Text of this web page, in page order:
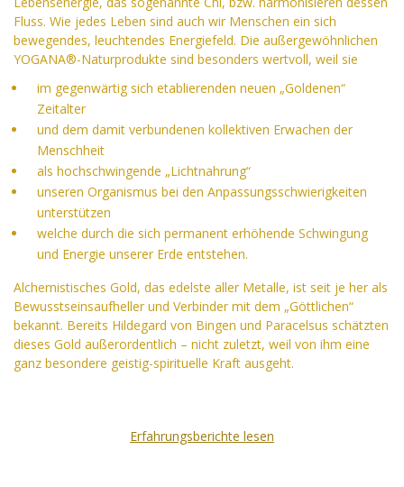
Fluss. Wie jedes Leben sind auch wir Menschen ein sich
bewegendes, leuchtendes Energiefeld. Die außergewöhnlichen
YOGANA®-Naturprodukte sind besonders wertvoll, weil sie
im gegenwärtig sich etablierenden neuen „Goldenen“
Zeitalter
und dem damit verbundenen kollektiven Erwachen der
Menschheit
als hochschwingende „Lichtnahrung“
unseren Organismus bei den Anpassungsschwierigkeiten
unterstützen
welche durch die sich permanent erhöhende Schwingung
und Energie unserer Erde entstehen.
Alchemistisches Gold, das edelste aller Metalle, ist seit je her als
Bewusstseinsaufheller und Verbinder mit dem „Göttlichen“
bekannt. Bereits Hildegard von Bingen und Paracelsus schätzten
dieses Gold außerordentlich – nicht zuletzt, weil von ihm eine
ganz besondere geistig-spirituelle Kraft ausgeht.
Erfahrungsberichte lesen